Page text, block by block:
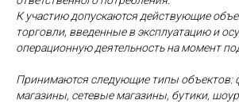
К участию допускаются действующие
торговли, введенные в эксплуатацию и
операционную деятельность на момент
Принимаются следующие типы объектов:
магазины, сетевые магазины, бутики,